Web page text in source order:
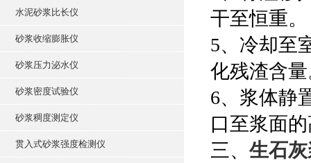
水泥砂浆比长仪
砂浆收缩膨胀仪
砂浆压力泌水仪
砂浆密度试验仪
砂浆稠度测定仪
贯入式砂浆强度检测仪
干至恒重。
5、冷却至
化残渣含
6、浆体静
口至浆面
三、 生石